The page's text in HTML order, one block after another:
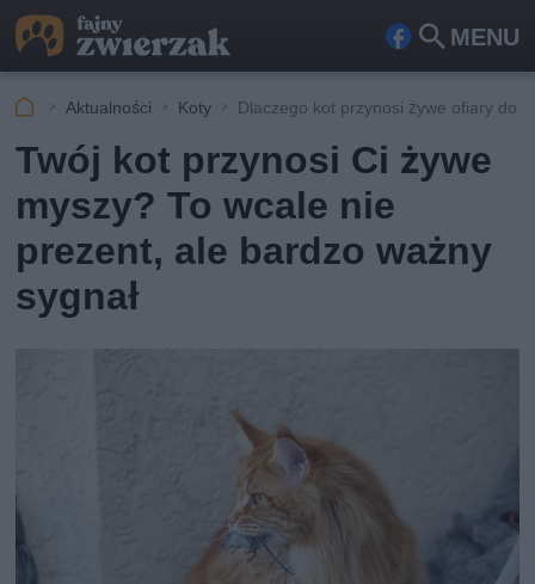
MENU
Fa
ook
Szu
Aktualności Koty Dlaczego kot przynosi żywe ofiary do
Twój kot przynosi Ci żywe
myszy? To wcale nie
prezent, ale bardzo ważny
sygnał